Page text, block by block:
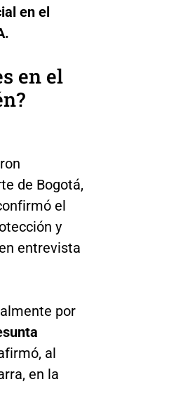
en el
en el
de Bogotá,
el
y
entrevista
por
al
en la